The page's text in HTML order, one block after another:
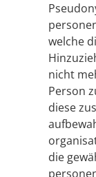
welche
nicht
Person
diese
die